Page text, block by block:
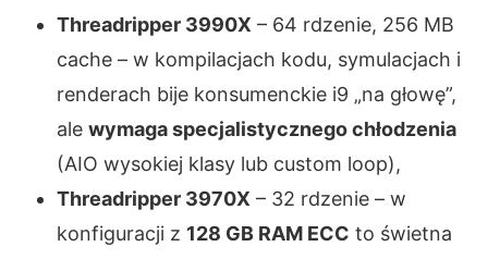
Threadripper 3990X – 64 rdzenie, 256 MB
cache – w kompilacjach kodu, symulacjach i
renderach bije konsumenckie i9 „na głowę”,
ale wymaga specjalistycznego chłodzenia
(AIO wysokiej klasy lub custom loop),
Threadripper 3970X – 32 rdzenie – w
konfiguracji z 128 GB RAM ECC to świetna